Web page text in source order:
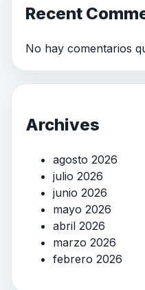
Recent
No hay comentarios
Archives
agosto 2026
julio 2026
junio 2026
mayo 2026
abril 2026
marzo 2026
febrero 2026